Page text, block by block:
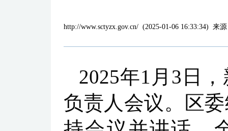
http://www.sctyzx.gov.cn/ (2025-01-06 16:33:34) 来
2025年1月3日
负责人会议。区